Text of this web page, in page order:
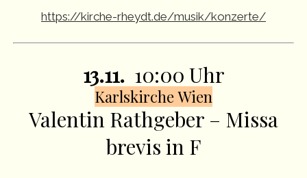
https://kirche-rheydt.de/musik/konzerte/
13.11. 10:00 Uhr
Karlskirche Wien
Valentin Rathgeber – Missa
brevis in F